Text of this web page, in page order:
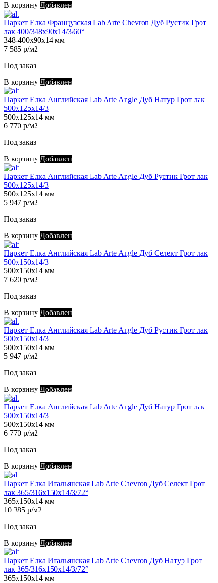
В корзину Добавлен
Паркет Елка Французская Lab Arte Chevron Дуб Рустик Грот
лак 400/348х90х14/3/60°
348-400х90х14 мм
7 585 р/м2
Под заказ
В корзину Добавлен
Паркет Елка Английская Lab Arte Angle Дуб Натур Грот лак
500х125х14/3
500х125х14 мм
6 770 р/м2
Под заказ
В корзину Добавлен
Паркет Елка Английская Lab Arte Angle Дуб Рустик Грот лак
500х125х14/3
500х125х14 мм
5 947 р/м2
Под заказ
В корзину Добавлен
Паркет Елка Английская Lab Arte Angle Дуб Селект Грот лак
500х150х14/3
500х150х14 мм
7 620 р/м2
Под заказ
В корзину Добавлен
Паркет Елка Английская Lab Arte Angle Дуб Рустик Грот лак
500х150х14/3
500х150х14 мм
5 947 р/м2
Под заказ
В корзину Добавлен
Паркет Елка Английская Lab Arte Angle Дуб Натур Грот лак
500х150х14/3
500х150х14 мм
6 770 р/м2
Под заказ
В корзину Добавлен
Паркет Елка Итальянская Lab Arte Chevron Дуб Селект Грот
лак 365/316х150х14/3/72°
365х150х14 мм
10 385 р/м2
Под заказ
В корзину Добавлен
Паркет Елка Итальянская Lab Arte Chevron Дуб Натур Грот
лак 365/316х150х14/3/72°
365х150х14 мм